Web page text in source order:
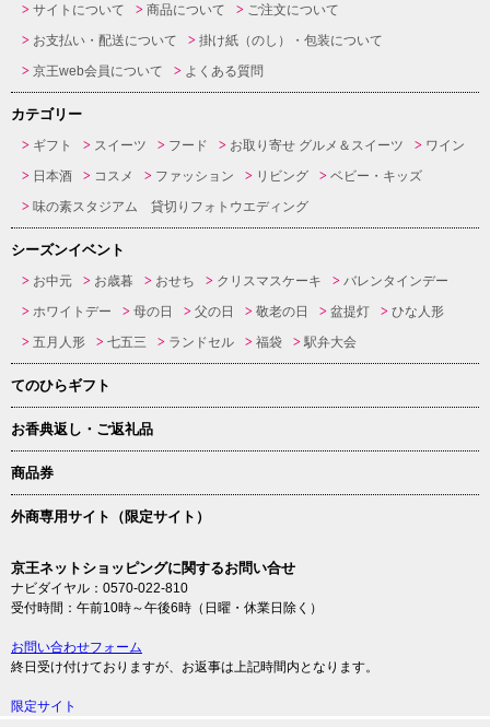
サイトについて 商品について
ご注文について
お支払い・配送について
掛け紙（のし）・包装について
京王web会員について
よくある質問
カテゴリー
ギフト スイーツ フード お取り寄せ グルメ＆スイーツ
ワイン
日本酒
コスメ ファッション リビング
ベビー・キッズ
味の素スタジアム 貸切りフォトウエディング
シーズンイベント
お中元 お歳暮 おせち クリスマスケーキ
バレンタインデー
ホワイトデー
母の日 父の日 敬老の日 盆提灯
ひな人形
五月人形
七五三 ランドセル 福袋 駅弁大会
てのひらギフト
お香典返し・ご返礼品
商品券
外商専用サイト（限定サイト）
京王ネットショッピングに関するお問い合せ
ナビダイヤル：0570-022-810
受付時間：午前10時～午後6時（日曜・休業日除く）
お問い合わせフォーム
終日受け付けておりますが、お返事は上記時間内となります。
限定サイト